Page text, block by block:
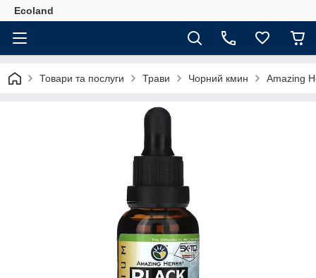
Ecoland
Товари та послуги Трави Чорний кмин Amazing